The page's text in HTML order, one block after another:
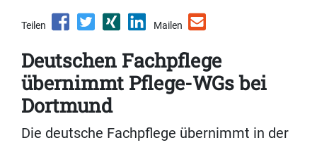
Teilen Mailen
Deutschen Fachpflege
übernimmt Pflege-WGs bei
Dortmund
Die deutsche Fachpflege übernimmt in der